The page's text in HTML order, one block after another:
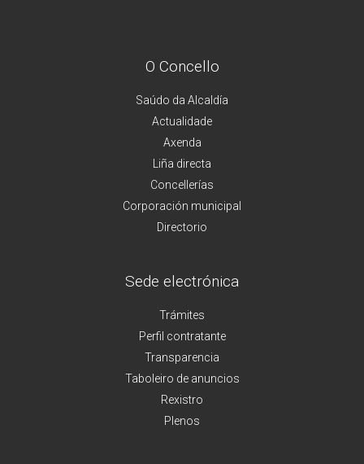
O Concello
Saúdo da Alcaldía
Actualidade
Axenda
Liña directa
Concellerías
Corporación municipal
Directorio
Sede electrónica
Trámites
Perfil contratante
Transparencia
Taboleiro de anuncios
Rexistro
Plenos